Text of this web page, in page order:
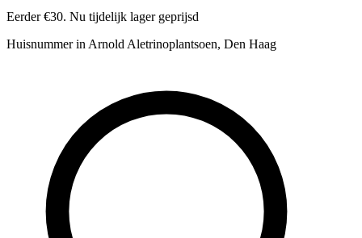
Eerder €30. Nu tijdelijk lager geprijsd
Huisnummer in Arnold Aletrinoplantsoen, Den Haag